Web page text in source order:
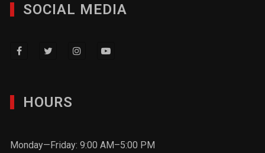
SOCIAL MEDIA
HOURS
Monday—Friday: 9:00 AM–5:00 PM